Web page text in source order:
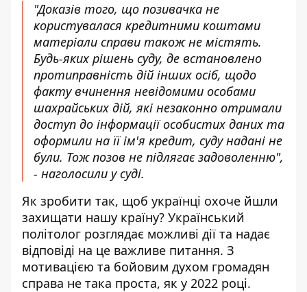
"Доказів того, що позивачка не
користувалася кредитними коштами
матеріали справи також не містять.
Будь-яких рішень суду, де встановлено
протиправність дій інших осіб, щодо
факту вчинення невідомими особами
шахрайських дій, які незаконно отримали
доступ до інформації особистих даних та
оформили на її ім'я кредит, суду надані не
були. Тож позов не підлягає задоволенню",
- наголосили у суді.
Як зробити так, щоб українці охоче йшли
захищати нашу країну? Український
політолог розглядає можливі дії та надає
відповіді на це важливе питання. З
мотивацією та бойовим духом громадян
справа не така проста, як у 2022 році.